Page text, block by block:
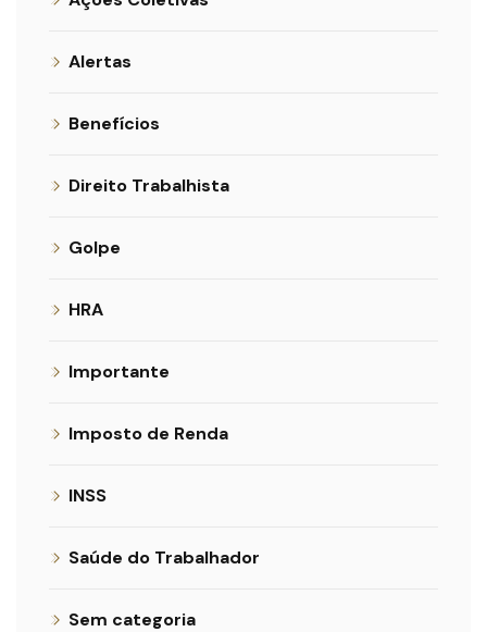
Alertas
Benefícios
Direito Trabalhista
Golpe
HRA
Importante
Imposto de Renda
INSS
Saúde do Trabalhador
Sem categoria